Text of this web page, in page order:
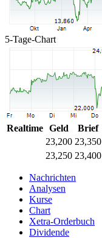
5-Tage-Chart
Realtime Geld Brief
23,200 23,350
23,250 23,400
Nachrichten
Analysen
Kurse
Chart
Xetra-Orderbuch
Dividende